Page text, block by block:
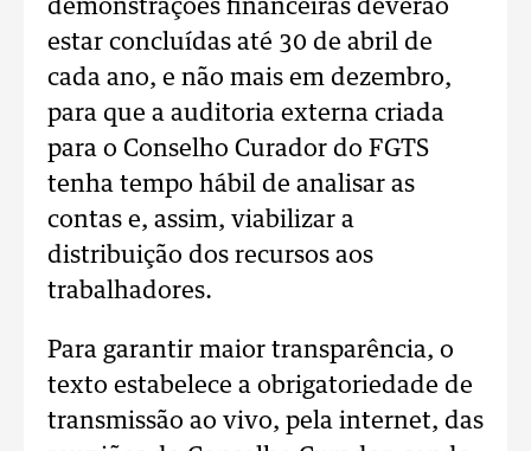
demonstrações financeiras deverão
estar concluídas até 30 de abril de
cada ano, e não mais em dezembro,
para que a auditoria externa criada
para o Conselho Curador do FGTS
tenha tempo hábil de analisar as
contas e, assim, viabilizar a
distribuição dos recursos aos
trabalhadores.
Para garantir maior transparência, o
texto estabelece a obrigatoriedade de
transmissão ao vivo, pela internet, das